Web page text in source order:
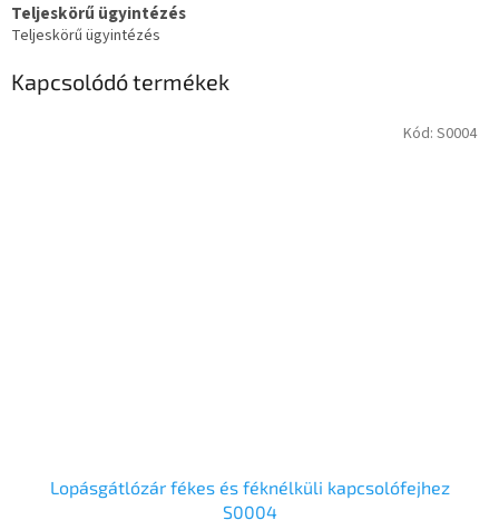
Teljeskörű ügyintézés
Teljeskörű ügyintézés
Kapcsolódó termékek
Lopásgátlózár fékes és féknélküli kapcsolófejhez
S0004
Kód: S0004